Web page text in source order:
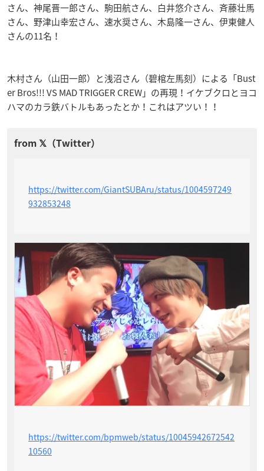
さん、神尾晋一郎さん、駒田航さん、白井悠介さん、斉藤壮馬
さん、野津山幸宏さん、速水奨さん、木島隆一さん、伊東健人
さんの11名！
木村さん（山田一郎）と浅沼さん（碧棺左馬刻）による「Bust
er Bros!!! VS MAD TRIGGER CREW」の再現！イケブクロとヨコ
ハマのカラ鉄バトルもあったとか！これはアツい！！
https://twitter.com/GiantSUBAru/status/1004597249
932853248
https://twitter.com/bpmweb/status/10045942672542
10560